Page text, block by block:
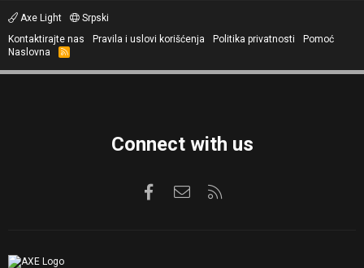
Axe Light
Srpski
Kontaktirajte nas
Pravila i uslovi korišćenja Politika privatnosti
Pomoć
Naslovna
R
S
Connect with us
FacebookKontaktirajte nas